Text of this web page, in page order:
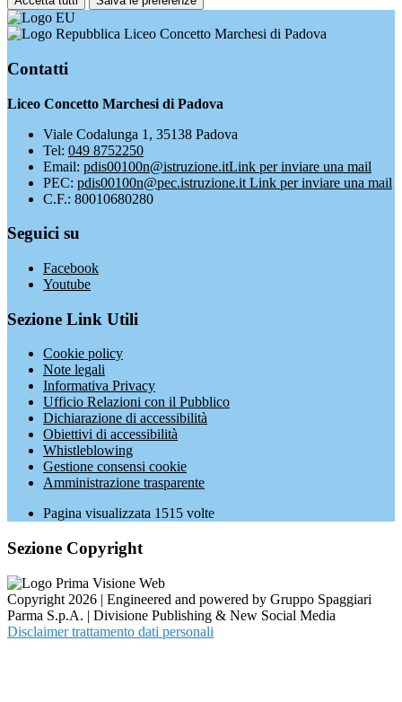
Liceo Concetto Marchesi di Padova
Contatti
Liceo Concetto Marchesi di Padova
Viale Codalunga 1, 35138 Padova
Tel: 049 8752250
Email: pdis00100n@istruzione.itLink per inviare una mail
PEC: pdis00100n@pec.istruzione.it Link per inviare una mail
C.F.: 80010680280
Seguici su
Facebook
Youtube
Sezione Link Utili
Cookie policy
Note legali
Informativa Privacy
Ufficio Relazioni con il Pubblico
Dichiarazione di accessibilità
Obiettivi di accessibilità
Whistleblowing
Gestione consensi cookie
Amministrazione trasparente
Pagina visualizzata 1515 volte
Sezione Copyright
Copyright 2026 | Engineered and powered by Gruppo Spaggiari
Parma S.p.A. | Divisione Publishing & New Social Media
Disclaimer trattamento dati personali